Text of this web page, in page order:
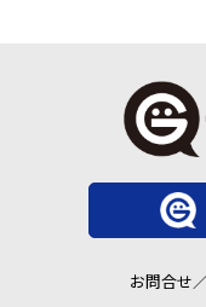
お問合せ